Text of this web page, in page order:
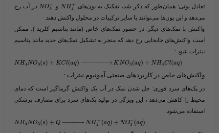
تعادل یونی: همان‌طور که ذکر شد، تفکیک به یون‌های ​ NH +
4
​ و ​ NO−
3
​ در آب رخ
می‌دهد و این یون‌ها می‌توانند با سایر ترکیبات در محلول واکنش دهند.
واکنش با نمک‌های دیگر: در حضور نمک‌های خاص (مانند پتاسیم کلرید )، ممکن
است واکنش‌های جابجایی رخ دهد که منجر به تشکیل نمک‌های جدید مانند پتاسیم
نیترات شود :
NH4NO3 (s) + K Cl(aq) − →
−−−−−−− K NO3 (aq) + NH4Cl(aq)
واکنش‌های خاص در کاربردهای صنعتی آمونیوم نیترات :
در پک‌های سرد فوری: حل شدن نمک در آب یک واکنش گرماگیر است که دمای
محیط را کاهش می‌دهد ، این ویژگی در تولید پک‌های سرد برای مصارف پزشکی
استفاده می‌شود.
NH4NO3 (s) + Q − →
−−−− NH +
4
(aq) + NO−
3 (aq)